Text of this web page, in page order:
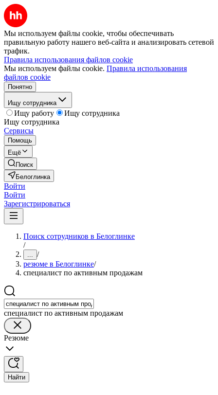
Мы используем файлы cookie, чтобы обеспечивать
правильную работу нашего веб-сайта и анализировать сетевой
трафик.
Правила использования файлов cookie
Мы используем файлы cookie. Правила использования
файлов cookie
Понятно
Ищу сотрудника
Ищу работу
Ищу сотрудника
Ищу сотрудника
Сервисы
Помощь
Ещё
Поиск
Белоглинка
Войти
Войти
Зарегистрироваться
Поиск сотрудников в Белоглинке
/
... /
резюме в Белоглинке/
специалист по активным продажам
специалист по активным продажам
Резюме
Найти